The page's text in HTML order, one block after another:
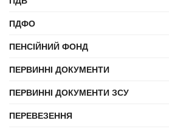
ПДФО
ПЕНСІЙНИЙ ФОНД
ПЕРВИННІ ДОКУМЕНТИ
ПЕРВИННІ ДОКУМЕНТИ ЗСУ
ПЕРЕВЕЗЕННЯ